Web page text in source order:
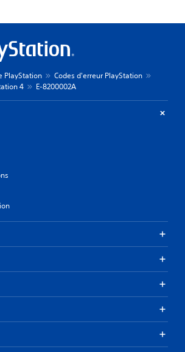
PlayStation
Codes d'erreur PlayStation
4
E-8200002A